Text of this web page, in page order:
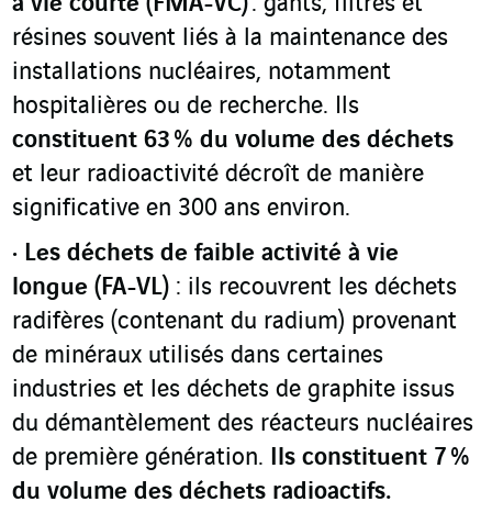
résines souvent liés à la maintenance des
installations nucléaires, notamment
hospitalières ou de recherche. Ils
constituent 63 % du volume des déchets
et leur radioactivité décroît de manière
significative en 300 ans environ.
Les déchets de faible activité à vie
longue (FA-VL) : ils recouvrent les déchets
radifères (contenant du radium) provenant
de minéraux utilisés dans certaines
industries et les déchets de graphite issus
du démantèlement des réacteurs nucléaires
de première génération. Ils constituent 7 %
du volume des déchets radioactifs.